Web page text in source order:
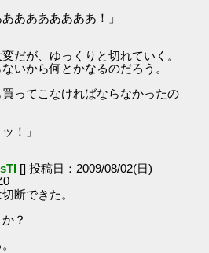
あああああああ！」
だが、ゆっくりと切れていく。
いから何とかなるのだろう。
ってこなければならなかったの
！」
[] 投稿日：2009/08/02(日)
断できた。
？